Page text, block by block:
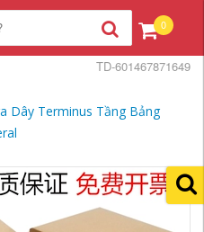
0
Dây Terminus Tầng Bảng
TD-601467871649